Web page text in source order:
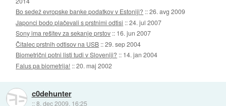
Bo sedež evropske banke podatkov v Estoniji? ::26. avg 2009
Japonci bodo plačevali s prstnimi odtisi ::24. jul 2007
Sony ima rešitev za sekanje prstov :: 16. jun 2007
Čitalec prstnih odtisov na USB ::29. sep 2004
Biometrični potni listi tudi v Sloveniji? :: 14. jan 2004
Falus pa biometrija! ::20. maj 2002
c0dehunter
::8. dec 2009, 16:25